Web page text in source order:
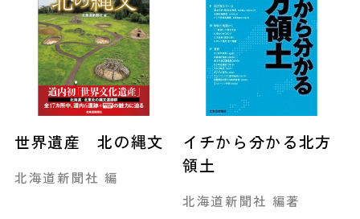
世界遺産 北の縄文
北海道新聞社 編
イチから分かる北方
領土
北海道新聞社 編著